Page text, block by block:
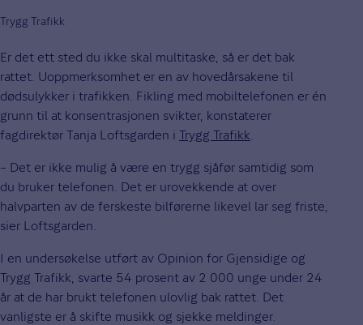
Trygg Trafikk
Er det ett sted du ikke skal multitaske, så er det bak
rattet. Uoppmerksomhet er en av hovedårsakene til
dødsulykker i trafikken. Fikling med mobiltelefonen er én
grunn til at konsentrasjonen svikter, konstaterer
fagdirektør Tanja Loftsgarden i Trygg Trafikk
– Det er ikke mulig å være en trygg sjåfør samtidig som
du bruker telefonen. Det er urovekkende at over
halvparten av de ferskeste bilførerne likevel lar seg friste,
sier Loftsgarden.
I en undersøkelse utført av Opinion for Gjensidige og
Trygg Trafikk, svarte 54 prosent av 2 000 unge under 24
år at de har brukt telefonen ulovlig bak rattet. Det
vanligste er å skifte musikk og sjekke meldinger.